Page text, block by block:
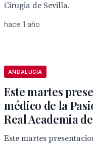
Cirugia de Sevilla.
hace 1 año
ANDALUCÍA
Este martes
médico de la
Real Academia
Este martes